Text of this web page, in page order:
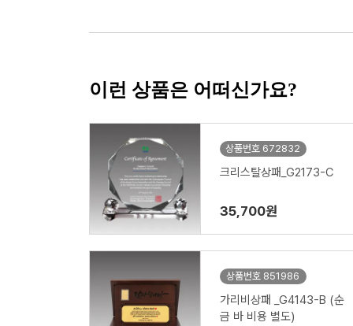
이런 상품은 어떠신가요?
상품번호 672832
크리스탈상패_G2173-C
35,700원
상품번호 851986
가리비상패 _G4143-B (순
금 바 비용 별도)